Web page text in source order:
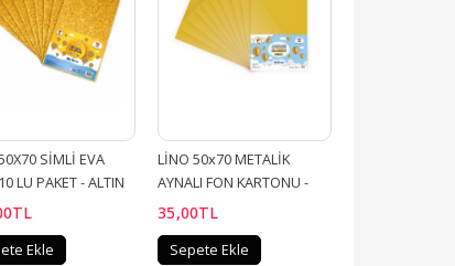
SİMLİ EVA
LU PAKET - ALTIN
TL
Ekle
LİNO 50x70 METALİK
AYNALI FON KARTONU -
ALTIN
35,00TL
Sepete Ekle